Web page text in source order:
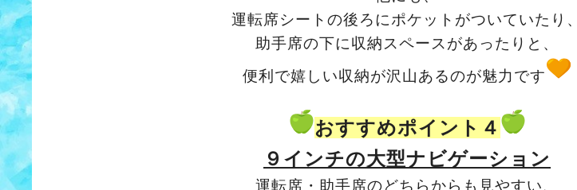
運転席シートの後ろにポケットがついていたり、
助手席の下に収納スペースがあったりと、
便利で嬉しい収納が沢山あるのが魅力です
おすすめポイント４
９インチの大型ナビゲーション
運転席・助手席のどちらからも見やすい、